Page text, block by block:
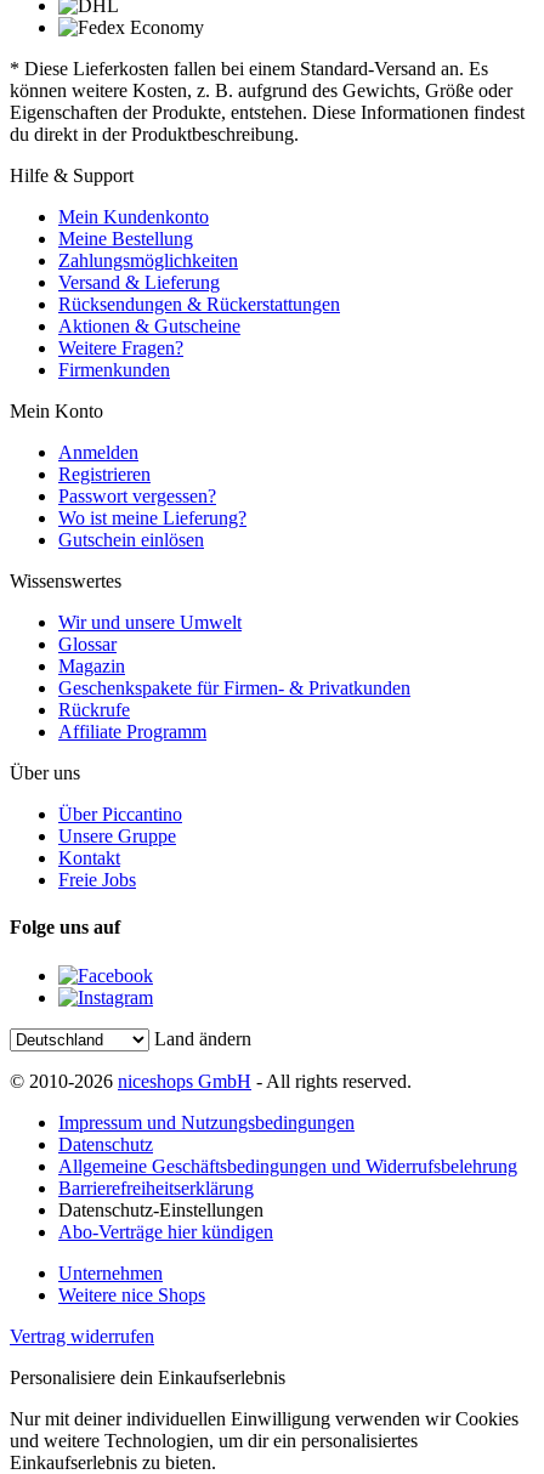
* Diese Lieferkosten fallen bei einem Standard-Versand an. Es
können weitere Kosten, z. B. aufgrund des Gewichts, Größe oder
Eigenschaften der Produkte, entstehen. Diese Informationen findest
du direkt in der Produktbeschreibung.
Hilfe & Support
Mein Kundenkonto
Meine Bestellung
Zahlungsmöglichkeiten
Versand & Lieferung
Rücksendungen & Rückerstattungen
Aktionen & Gutscheine
Weitere Fragen?
Firmenkunden
Mein Konto
Anmelden
Registrieren
Passwort vergessen?
Wo ist meine Lieferung?
Gutschein einlösen
Wissenswertes
Wir und unsere Umwelt
Glossar
Magazin
Geschenkspakete für Firmen- & Privatkunden
Rückrufe
Affiliate Programm
Über uns
Über Piccantino
Unsere Gruppe
Kontakt
Freie Jobs
Folge uns auf
Land ändern
© 2010-2026 niceshops GmbH - All rights reserved.
Impressum und Nutzungsbedingungen
Datenschutz
Allgemeine Geschäftsbedingungen und Widerrufsbelehrung
Barrierefreiheitserklärung
Datenschutz-Einstellungen
Abo-Verträge hier kündigen
Unternehmen
Weitere nice Shops
Vertrag widerrufen
Personalisiere dein Einkaufserlebnis
Nur mit deiner individuellen Einwilligung verwenden wir Cookies
und weitere Technologien, um dir ein personalisiertes
Einkaufserlebnis zu bieten.